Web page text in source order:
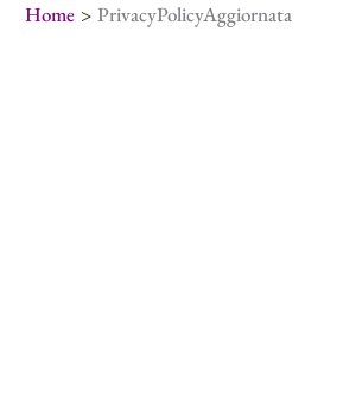
Home PrivacyPolicyAggiornata